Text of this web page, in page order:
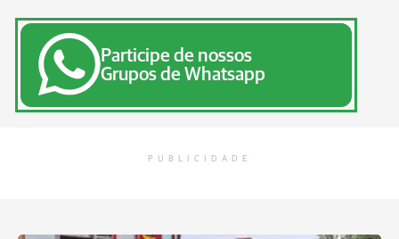
Participe de nossos
Grupos de Whatsapp
PUBLICIDADE